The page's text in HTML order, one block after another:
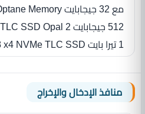
مع 32 جيجابايت Intel Optane Memory
512 جيجابايت PCIe Gen 3 x4 NVMe TLC SSD Opal 2
1 تيرا بايت PCIe Gen 3 x4 NVMe TLC SSD
منافذ الإدخال والإخراج